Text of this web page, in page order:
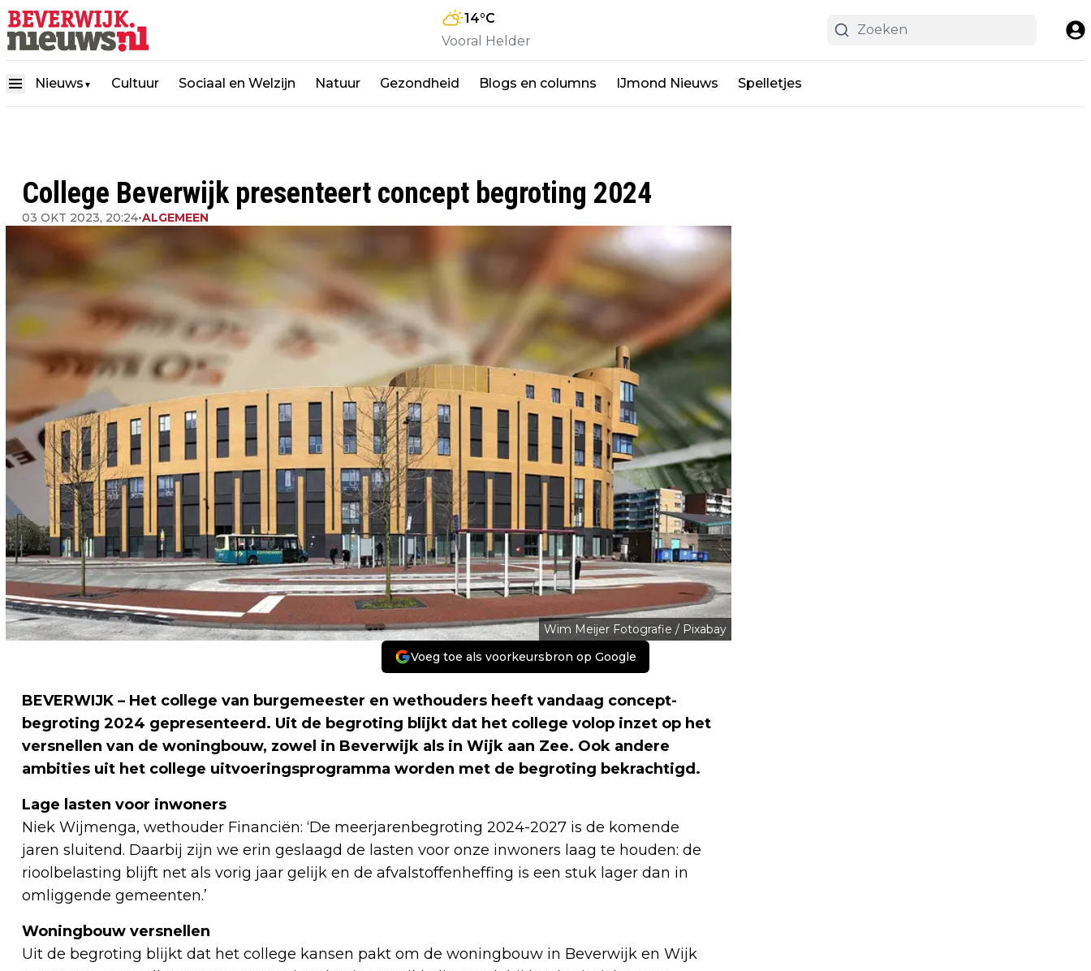
14°C
Vooral Helder
Nieuws ▼ Cultuur Sociaal en Welzijn Natuur Gezondheid Blogs en columns IJmond Nieuws Spelletjes
College Beverwijk presenteert concept begroting 2024
03 OKT 2023, 20:24•ALGEMEEN
Wim Meijer Fotografie / Pixabay
Voeg toe als voorkeursbron op Google
BEVERWIJK – Het college van burgemeester en wethouders heeft vandaag concept-
begroting 2024 gepresenteerd. Uit de begroting blijkt dat het college volop inzet op het
versnellen van de woningbouw, zowel in Beverwijk als in Wijk aan Zee. Ook andere
ambities uit het college uitvoeringsprogramma worden met de begroting bekrachtigd.
Lage lasten voor inwoners
Niek Wijmenga, wethouder Financiën: ‘De meerjarenbegroting 2024-2027 is de komende
jaren sluitend. Daarbij zijn we erin geslaagd de lasten voor onze inwoners laag te houden: de
rioolbelasting blijft net als vorig jaar gelijk en de afvalstoffenheffing is een stuk lager dan in
omliggende gemeenten.’
Woningbouw versnellen
Uit de begroting blijkt dat het college kansen pakt om de woningbouw in Beverwijk en Wijk